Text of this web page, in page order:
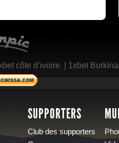
côte d’ivoire 1xbet
SUPPORTERS
Club des supporters